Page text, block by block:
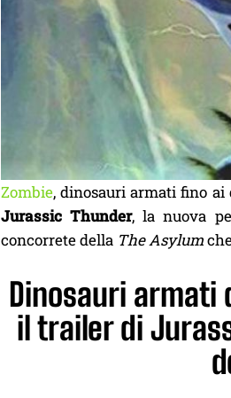
Zombie, dinosauri armati fino ai
Jurassic Thunder, la nuova
concorrete della The Asylum
Dinosauri armati
il trailer di